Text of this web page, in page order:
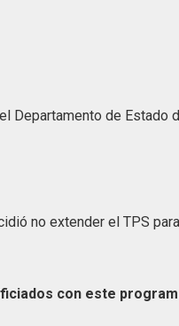
Departamento de Estado
no extender el TPS
con este